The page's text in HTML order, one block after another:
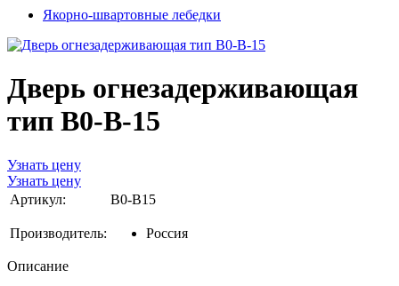
Якорно-швартовные лебедки
Дверь огнезадерживающая
тип B0-B-15
Узнать цену
Узнать цену
Артикул:
B0-B15
Производитель: Россия
Описание